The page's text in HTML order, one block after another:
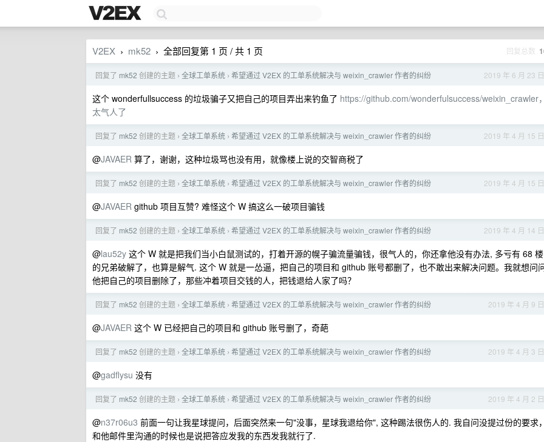
V2EX › mk52 › 全部回复第 1 页 / 共 1 页 回复总数
2019 年 6 月 23 日
回复了 mk52 创建的主题 › 全球工单系统 › 希望通过 V2EX 的工单系统解决与 weixin_crawler 作者的纠纷
这个 wonderfullsuccess 的垃圾骗子又把自己的项目弄出来钓鱼了 https://github.com/wonderfulsuccess/weixin_crawler，
太气人了
2019 年 4 月 15 日
回复了 mk52 创建的主题 › 全球工单系统 › 希望通过 V2EX 的工单系统解决与 weixin_crawler 作者的纠纷
@JAVAER 算了，谢谢，这种垃圾骂也没有用，就像楼上说的交智商税了
2019 年 4 月 15 日
回复了 mk52 创建的主题 › 全球工单系统 › 希望通过 V2EX 的工单系统解决与 weixin_crawler 作者的纠纷
@JAVAER github 项目互赞? 难怪这个 W 搞这么一破项目骗钱
2019 年 4 月 14 日
回复了 mk52 创建的主题 › 全球工单系统 › 希望通过 V2EX 的工单系统解决与 weixin_crawler 作者的纠纷
@lau52y 这个 W 就是把我们当小白鼠测试的，打着开源的幌子骗流量骗钱，很气人的，你还拿他没有办法, 多亏有 68 楼
的兄弟破解了，也算是解气. 这个 W 就是一怂逼，把自己的项目和 github 账号都删了，也不敢出来解决问题。我就想问
他把自己的项目删除了，那些冲着项目交钱的人，把钱退给人家了吗？
2019 年 4 月 9 日
回复了 mk52 创建的主题 › 全球工单系统 › 希望通过 V2EX 的工单系统解决与 weixin_crawler 作者的纠纷
@JAVAER 这个 W 已经把自己的项目和 github 账号删了，奇葩
2019 年 4 月 3 日
回复了 mk52 创建的主题 › 全球工单系统 › 希望通过 V2EX 的工单系统解决与 weixin_crawler 作者的纠纷
@gadflysu 没有
2019 年 4 月 2 日
回复了 mk52 创建的主题 › 全球工单系统 › 希望通过 V2EX 的工单系统解决与 weixin_crawler 作者的纠纷
@n37r06u3 前面一句让我星球提问，后面突然来一句"没事，星球我退给你", 这种踢法很伤人的. 我自问没提过份的要求，
和他邮件里沟通的时候也是说把答应发我的东西发我就行了.